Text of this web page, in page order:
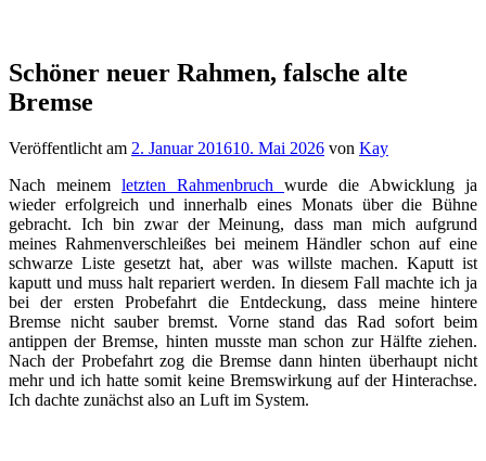
Schöner neuer Rahmen, falsche alte
Bremse
Veröffentlicht am 2. Januar 201610. Mai 2026 von Kay
Nach meinem letzten Rahmenbruch wurde die Abwicklung ja
wieder erfolgreich und innerhalb eines Monats über die Bühne
gebracht. Ich bin zwar der Meinung, dass man mich aufgrund
meines Rahmenverschleißes bei meinem Händler schon auf eine
schwarze Liste gesetzt hat, aber was willste machen. Kaputt ist
kaputt und muss halt repariert werden. In diesem Fall machte ich ja
bei der ersten Probefahrt die Entdeckung, dass meine hintere
Bremse nicht sauber bremst. Vorne stand das Rad sofort beim
antippen der Bremse, hinten musste man schon zur Hälfte ziehen.
Nach der Probefahrt zog die Bremse dann hinten überhaupt nicht
mehr und ich hatte somit keine Bremswirkung auf der Hinterachse.
Ich dachte zunächst also an Luft im System.